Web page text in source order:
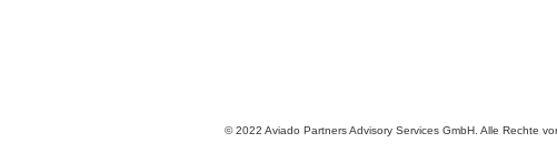
© 2022 Aviado Partners Advisory Services GmbH. Alle Rechte